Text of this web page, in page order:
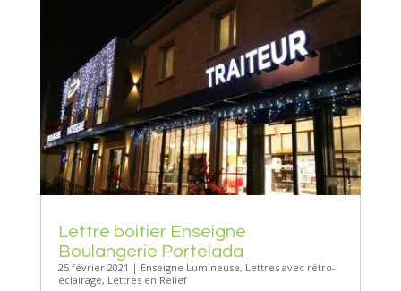
Lettre boitier Enseigne
Boulangerie Portelada
25 février 2021 | Enseigne Lumineuse, Lettres avec rétro-
éclairage, Lettres en Relief